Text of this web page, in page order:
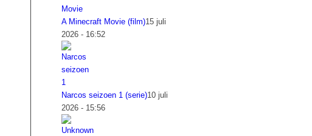
A Minecraft Movie (film)15 juli
2026 - 16:52
Narcos seizoen 1 (serie)10 juli
2026 - 15:56